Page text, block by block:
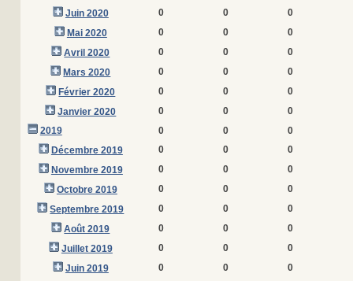
Juin 2020
0 0
0
Mai 2020
0 0
0
Avril 2020
0 0
0
Mars 2020
0 0
0
Février 2020
0 0
0
Janvier 2020
0 0
0
2019
0 0
0
Décembre 2019
0 0
0
Novembre 2019
0 0
0
Octobre 2019
0 0
0
Septembre 2019
0 0
0
Août 2019
0 0
0
Juillet 2019
0 0
0
Juin 2019
0 0
0